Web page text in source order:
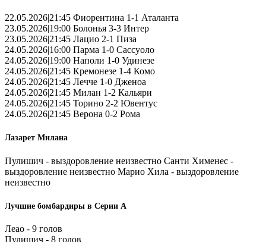
22.05.2026|21:45 Фиорентина 1-1 Аталанта
23.05.2026|19:00 Болонья 3-3 Интер
23.05.2026|21:45 Лацио 2-1 Пиза
24.05.2026|16:00 Парма 1-0 Сассуоло
24.05.2026|19:00 Наполи 1-0 Удинезе
24.05.2026|21:45 Кремонезе 1-4 Комо
24.05.2026|21:45 Лечче 1-0 Дженоа
24.05.2026|21:45 Милан 1-2 Кальяри
24.05.2026|21:45 Торино 2-2 Ювентус
24.05.2026|21:45 Верона 0-2 Рома
Лазарет Милана
Пулишич - выздоровление неизвестно Санти Хименес -
выздоровление неизвестно Марио Хила - выздоровление
неизвестно
Лучшие бомбардиры в Серии А
Леао - 9 голов
Пулишич - 8 голов